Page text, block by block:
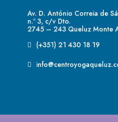
Av. D. António Correia de
n.º 3, c/v Dto.
2745 – 243 Queluz Monte
(+351) 21 430 18 19